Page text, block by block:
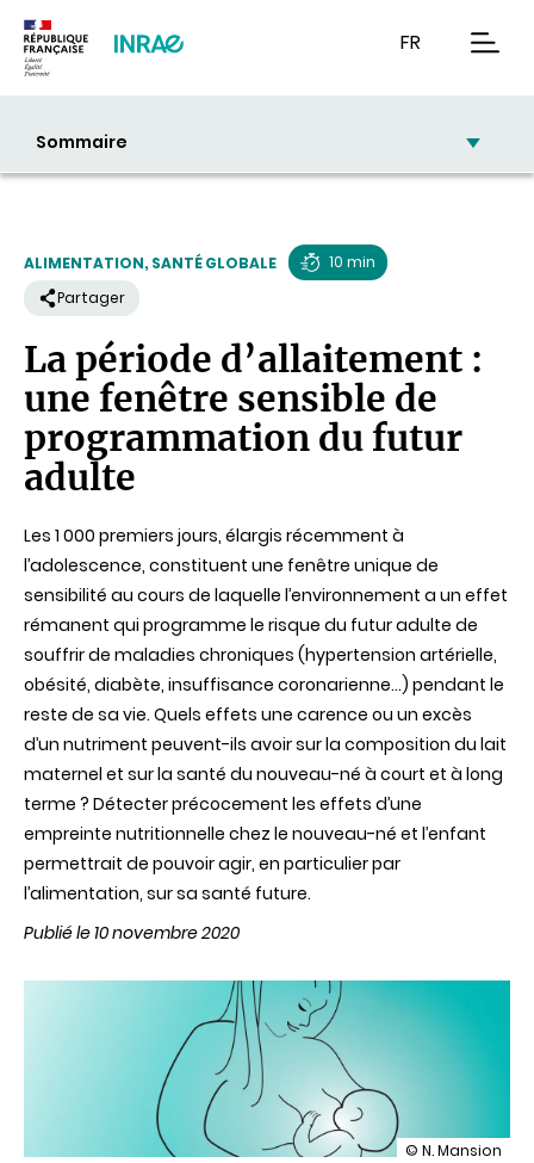
FR
Sommaire
ALIMENTATION, SANTÉ GLOBALE
lecture
10 min
Partager
La période d’allaitement :
une fenêtre sensible de
programmation du futur
adulte
Les 1 000 premiers jours, élargis récemment à
l’adolescence, constituent une fenêtre unique de
sensibilité au cours de laquelle l’environnement a un effet
rémanent qui programme le risque du futur adulte de
souffrir de maladies chroniques (hypertension artérielle,
obésité, diabète, insuffisance coronarienne…) pendant le
reste de sa vie. Quels effets une carence ou un excès
d’un nutriment peuvent-ils avoir sur la composition du lait
maternel et sur la santé du nouveau-né à court et à long
terme ? Détecter précocement les effets d’une
empreinte nutritionnelle chez le nouveau-né et l’enfant
permettrait de pouvoir agir, en particulier par
l’alimentation, sur sa santé future.
Publié le 10 novembre 2020
illustration
© N. Mansion